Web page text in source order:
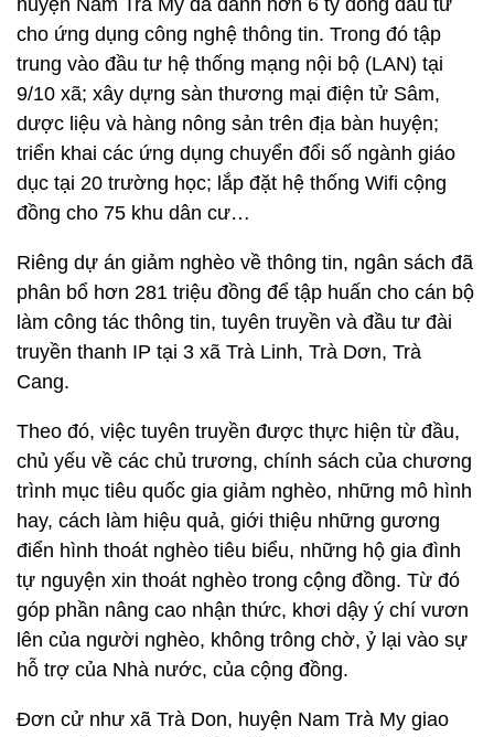
huyện Nam Trà My đã dành hơn 6 tỷ đồng đầu tư
cho ứng dụng công nghệ thông tin. Trong đó tập
trung vào đầu tư hệ thống mạng nội bộ (LAN) tại
9/10 xã; xây dựng sàn thương mại điện tử Sâm,
dược liệu và hàng nông sản trên địa bàn huyện;
triển khai các ứng dụng chuyển đổi số ngành giáo
dục tại 20 trường học; lắp đặt hệ thống Wifi cộng
đồng cho 75 khu dân cư…
Riêng dự án giảm nghèo về thông tin, ngân sách đã
phân bổ hơn 281 triệu đồng để tập huấn cho cán bộ
làm công tác thông tin, tuyên truyền và đầu tư đài
truyền thanh IP tại 3 xã Trà Linh, Trà Dơn, Trà
Cang.
Theo đó, việc tuyên truyền được thực hiện từ đầu,
chủ yếu về các chủ trương, chính sách của chương
trình mục tiêu quốc gia giảm nghèo, những mô hình
hay, cách làm hiệu quả, giới thiệu những gương
điển hình thoát nghèo tiêu biểu, những hộ gia đình
tự nguyện xin thoát nghèo trong cộng đồng. Từ đó
góp phần nâng cao nhận thức, khơi dậy ý chí vươn
lên của người nghèo, không trông chờ, ỷ lại vào sự
hỗ trợ của Nhà nước, của cộng đồng.
Đơn cử như xã Trà Don, huyện Nam Trà My giao